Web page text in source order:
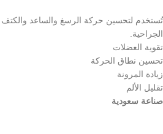
تُستخدم لتحسين حركة الرسغ والساعد والكتف
الجراحية.
تقوية العضلات
تحسين نطاق الحركة
زيادة المرونة
تقليل الألم
صناعة سعودية